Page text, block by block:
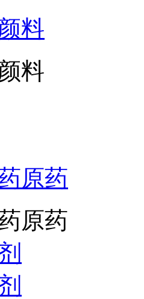
料
料
原药
原药